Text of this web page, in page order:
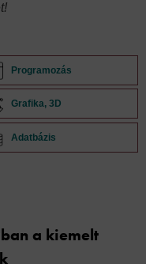
Programozás
Grafika, 3D
Adatbázis
a kiemelt